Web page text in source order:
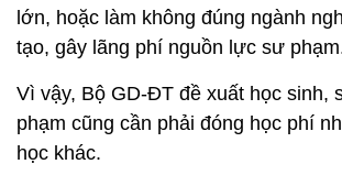
lớn, hoặc làm không đúng ngành
tạo, gây lãng phí nguồn lực sư
Vì vậy, Bộ GD-ĐT đề xuất học sinh,
phạm cũng cần phải đóng học phí
học khác.